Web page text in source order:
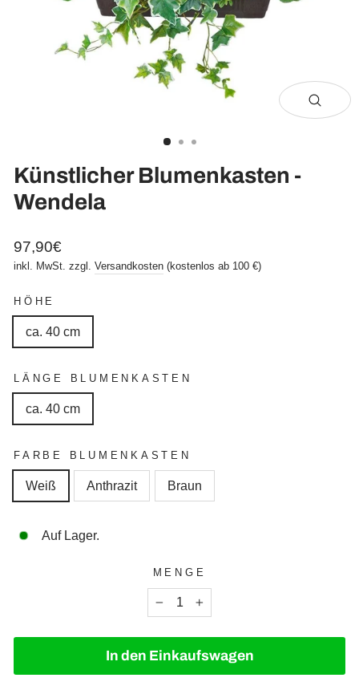
Künstlicher Blumenkasten -
Wendela
Normaler
Preis
97,90€
inkl. MwSt. zzgl. Versandkosten (kostenlos ab 100 €)
HÖHE
ca. 40 cm
LÄNGE BLUMENKASTEN
ca. 40 cm
FARBE BLUMENKASTEN
Weiß Anthrazit Braun
Auf Lager.
MENGE
In den Einkaufswagen